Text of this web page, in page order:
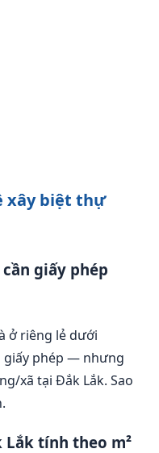
xây biệt thự
giấy phép
ở riêng lẻ dưới
giấy phép — nhưng
xã tại Đắk Lắk. Sao
tính theo m²